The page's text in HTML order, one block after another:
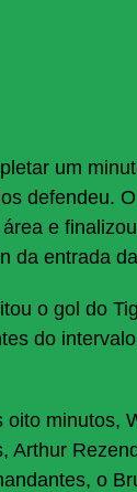
um
defendeu.
e
da entrada
o gol do
do
minutos,
Arthur
o